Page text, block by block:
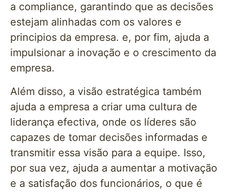
a compliance, garantindo que as decisões
estejam alinhadas com os valores e
principios da empresa. e, por fim, ajuda a
impulsionar a inovação e o crescimento da
empresa.
Além disso, a visão estratégica também
ajuda a empresa a criar uma cultura de
liderança efectiva, onde os líderes são
capazes de tomar decisões informadas e
transmitir essa visão para a equipe. Isso,
por sua vez, ajuda a aumentar a motivação
e a satisfação dos funcionários, o que é